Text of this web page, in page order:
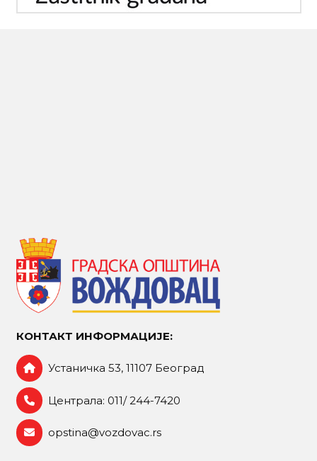
КОНТАКТ ИНФОРМАЦИЈЕ:
Устаничка 53, 11107 Београд
Централа: 011/ 244-7420
opstina@vozdovac.rs